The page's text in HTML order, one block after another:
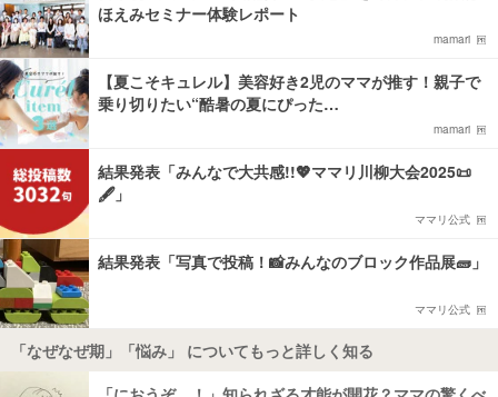
ほえみセミナー体験レポート
mamari
【夏こそキュレル】美容好き2児のママが推す！親子で
乗り切りたい“酷暑の夏にぴった…
mamari
結果発表「みんなで大共感!!💖ママリ川柳大会2025📜
🖋️」
ママリ公式
結果発表「写真で投稿！📸みんなのブロック作品展🧱」
ママリ公式
「なぜなぜ期」「悩み」 についてもっと詳しく知る